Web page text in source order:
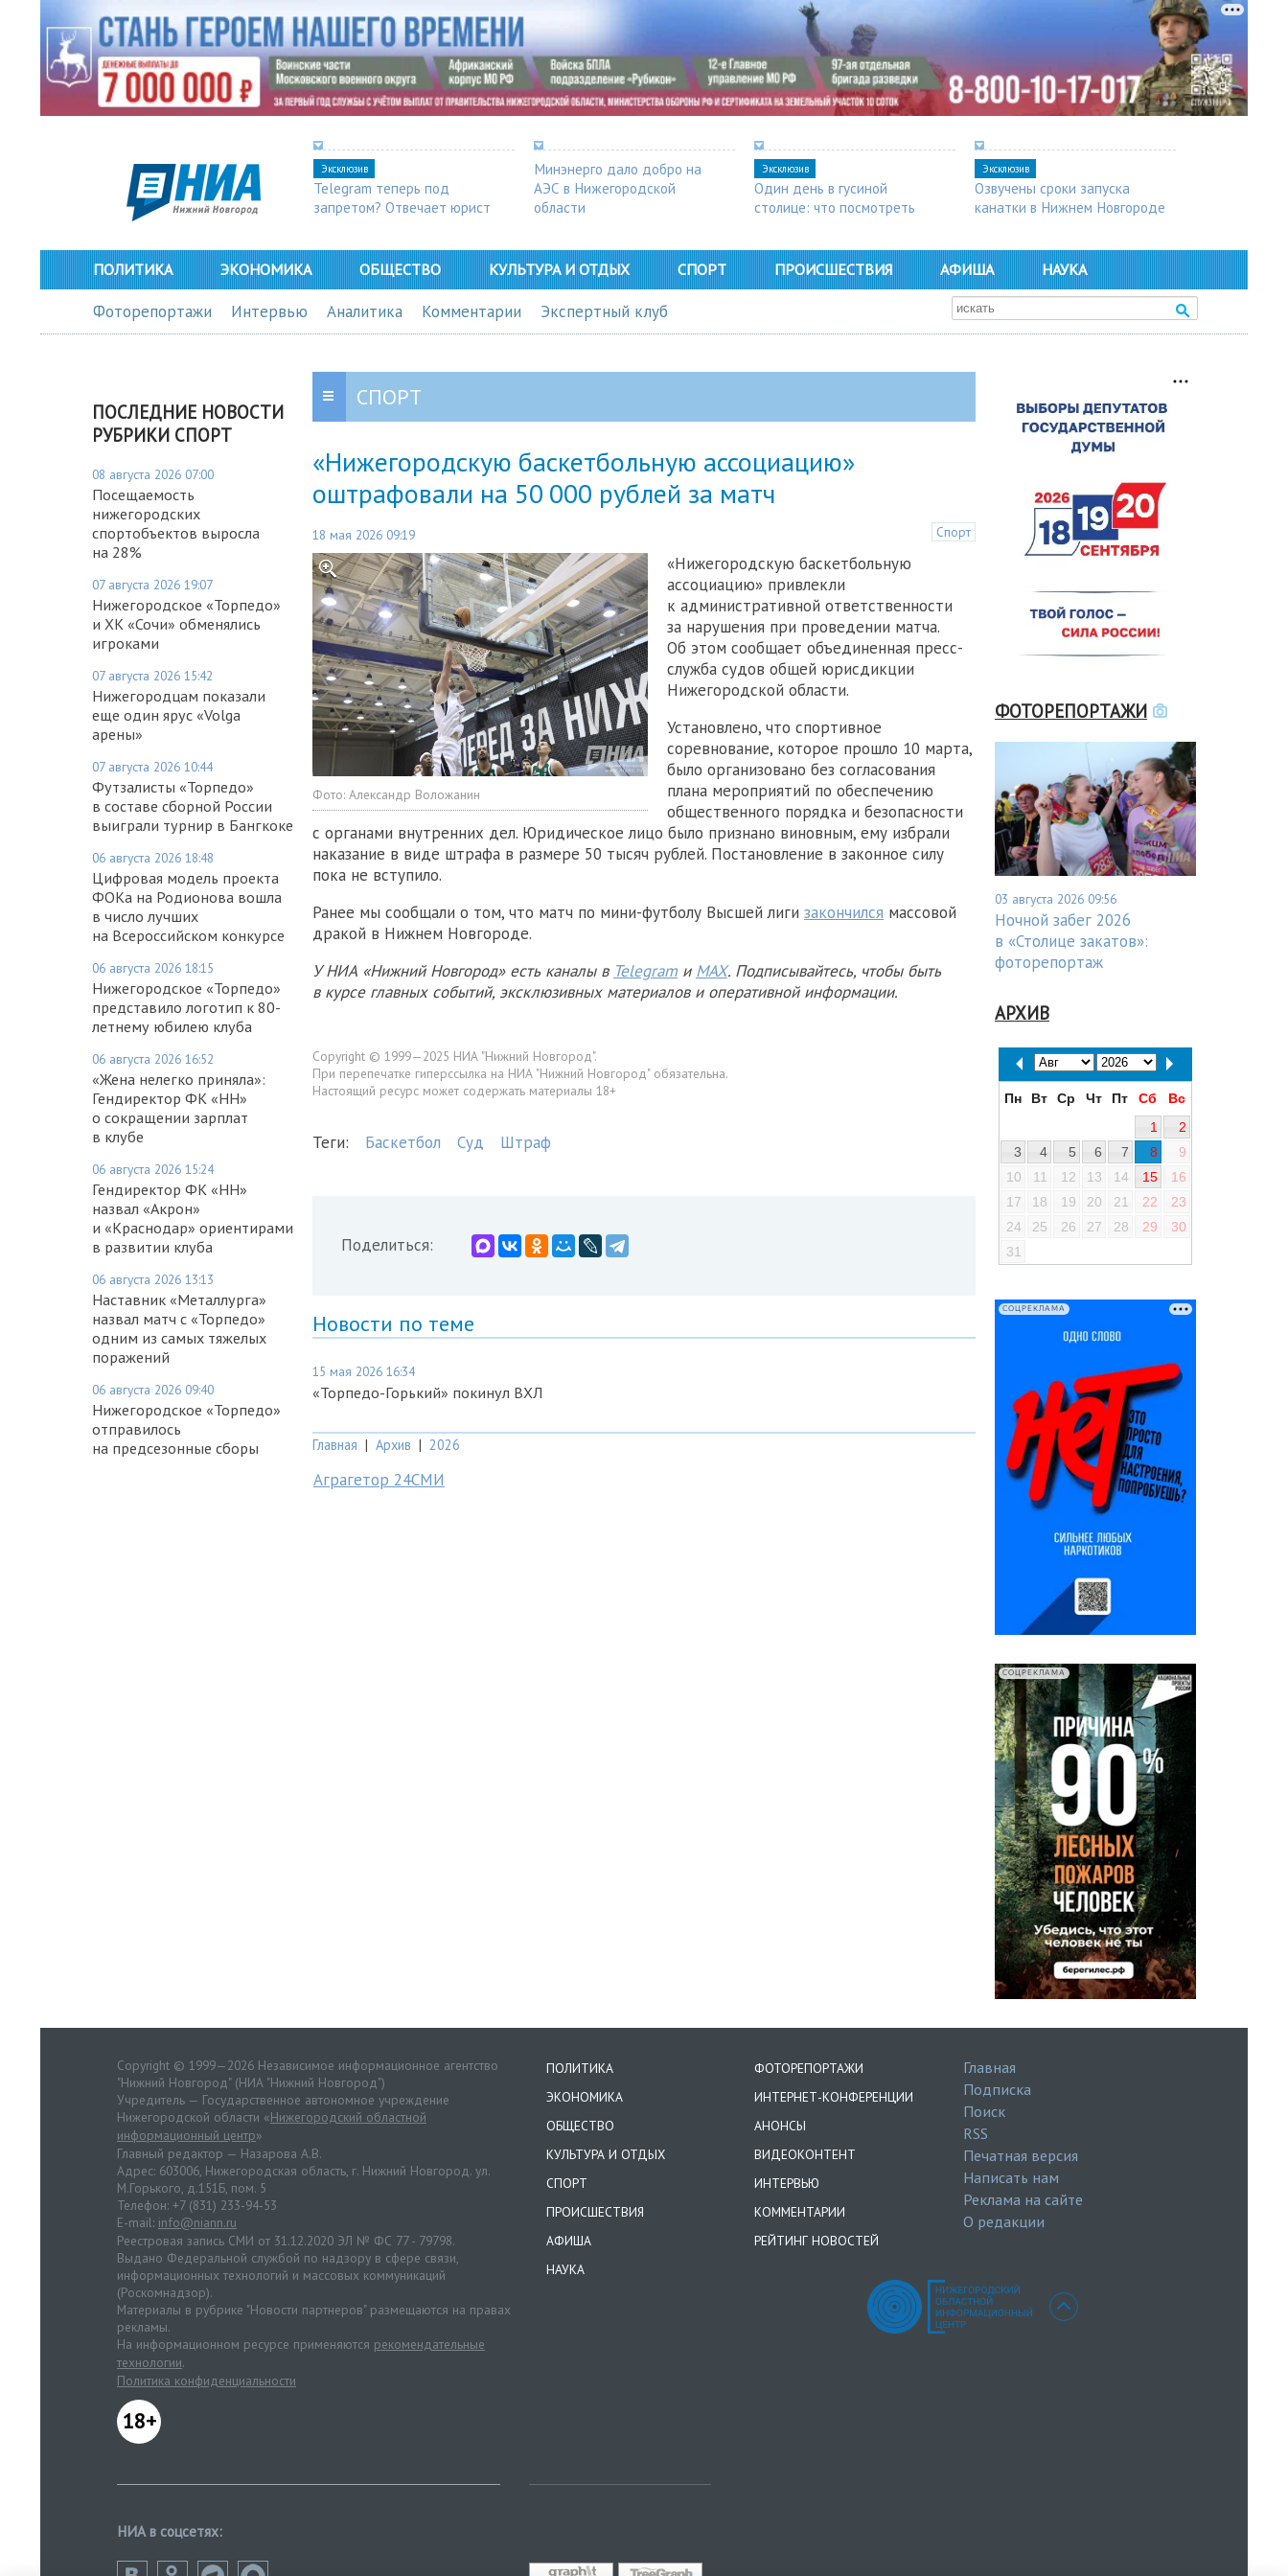
Эксклюзив
Telegram теперь под
запретом? Отвечает юрист
Минэнерго дало добро на
АЭС в Нижегородской
области
Эксклюзив
Один день в гусиной
столице: что посмотреть
Эксклюзив
Озвучены сроки запуска
канатки в Нижнем Новгороде
ПОЛИТИКА ЭКОНОМИКА ОБЩЕСТВО КУЛЬТУРА И ОТДЫХ СПОРТ ПРОИСШЕСТВИЯ АФИША НАУКА
Фоторепортажи Интервью Аналитика Комментарии Экспертный клуб
ПОСЛЕДНИЕ НОВОСТИ
РУБРИКИ СПОРТ
08 августа 2026 07:00
Посещаемость
нижегородских
спортобъектов выросла
на 28%
07 августа 2026 19:07
Нижегородское «Торпедо»
и ХК «Сочи» обменялись
игроками
07 августа 2026 15:42
Нижегородцам показали
еще один ярус «Volga
арены»
07 августа 2026 10:44
Футзалисты «Торпедо»
в составе сборной России
выиграли турнир в Бангкоке
06 августа 2026 18:48
Цифровая модель проекта
ФОКа на Родионова вошла
в число лучших
на Всероссийском конкурсе
06 августа 2026 18:15
Нижегородское «Торпедо»
представило логотип к 80-
летнему юбилею клуба
06 августа 2026 16:52
«Жена нелегко приняла»:
Гендиректор ФК «НН»
о сокращении зарплат
в клубе
06 августа 2026 15:24
Гендиректор ФК «НН»
назвал «Акрон»
и «Краснодар» ориентирами
в развитии клуба
06 августа 2026 13:13
Наставник «Металлурга»
назвал матч с «Торпедо»
одним из самых тяжелых
поражений
06 августа 2026 09:40
Нижегородское «Торпедо»
отправилось
на предсезонные сборы
СПОРТ
«Нижегородскую баскетбольную ассоциацию»
оштрафовали на 50 000 рублей за матч
18 мая 2026 09:19 Спорт
Фото: Александр Воложанин
«Нижегородскую баскетбольную
ассоциацию» привлекли
к административной ответственности
за нарушения при проведении матча.
Об этом сообщает объединенная пресс-
служба судов общей юрисдикции
Нижегородской области.
Установлено, что спортивное
соревнование, которое прошло 10 марта,
было организовано без согласования
плана мероприятий по обеспечению
общественного порядка и безопасности
с органами внутренних дел. Юридическое лицо было признано виновным, ему избрали
наказание в виде штрафа в размере 50 тысяч рублей. Постановление в законное силу
пока не вступило.
Ранее мы сообщали о том, что матч по мини-футболу Высшей лиги закончился массовой
дракой в Нижнем Новгороде.
У НИА «Нижний Новгород» есть каналы в Telegram и MAX. Подписывайтесь, чтобы быть
в курсе главных событий, эксклюзивных материалов и оперативной информации.
Copyright © 1999—2025 НИА "Нижний Новгород".
При перепечатке гиперссылка на НИА "Нижний Новгород" обязательна.
Настоящий ресурс может содержать материалы 18+
Теги: Баскетбол Суд Штраф
Поделиться:
Новости по теме
15 мая 2026 16:34
«Торпедо-Горький» покинул ВХЛ
Главная | Архив | 2026
Аграгетор 24СМИ
ФОТОРЕПОРТАЖИ
03 августа 2026 09:56
Ночной забег 2026
в «Столице закатов»:
фоторепортаж
АРХИВ
Пн Вт Ср Чт Пт Сб
Вс
1
2
3
4 5 6 7 8
9
10
11 12 13 14 15
16
17
18 19 20 21 22
23
24
25 26 27 28 29
30
31
СОЦРЕКЛАМА
СОЦРЕКЛАМА
Copyright © 1999—2026 Независимое информационное агентство
"Нижний Новгород" (НИА "Нижний Новгород")
Учредитель — Государственное автономное учреждение
Нижегородской области «Нижегородский областной
информационный центр»
Главный редактор — Назарова А.В.
Адрес: 603006, Нижегородская область, г. Нижний Новгород. ул.
М.Горького, д.151Б, пом. 5
Телефон: +7 (831) 233-94-53
E-mail: info@niann.ru
Реестровая запись СМИ от 31.12.2020 ЭЛ № ФС 77 - 79798.
Выдано Федеральной службой по надзору в сфере связи,
информационных технологий и массовых коммуникаций
(Роскомнадзор).
Материалы в рубрике "Новости партнеров" размещаются на правах
рекламы.
На информационном ресурсе применяются рекомендательные
технологии.
Политика конфиденциальности
18+
ПОЛИТИКА
ЭКОНОМИКА
ОБЩЕСТВО
КУЛЬТУРА И ОТДЫХ
СПОРТ
ПРОИСШЕСТВИЯ
АФИША
НАУКА
ФОТОРЕПОРТАЖИ
ИНТЕРНЕТ-КОНФЕРЕНЦИИ
АНОНСЫ
ВИДЕОКОНТЕНТ
ИНТЕРВЬЮ
КОММЕНТАРИИ
РЕЙТИНГ НОВОСТЕЙ
Главная
Подписка
Поиск
RSS
Печатная версия
Написать нам
Реклама на сайте
О редакции
НИА в соцсетях: